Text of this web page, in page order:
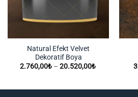
Natural Efekt Velvet
Dekoratif Boya
2.760,00₺ – 20.520,00₺Fiyat
20.520,00₺